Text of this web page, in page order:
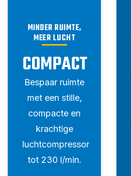
MINDER RUIMTE,
MEER LUCHT
COMPACT
Bespaar ruimte
met een stille,
compacte en
krachtige
luchtcompressor
tot 230 l/min.